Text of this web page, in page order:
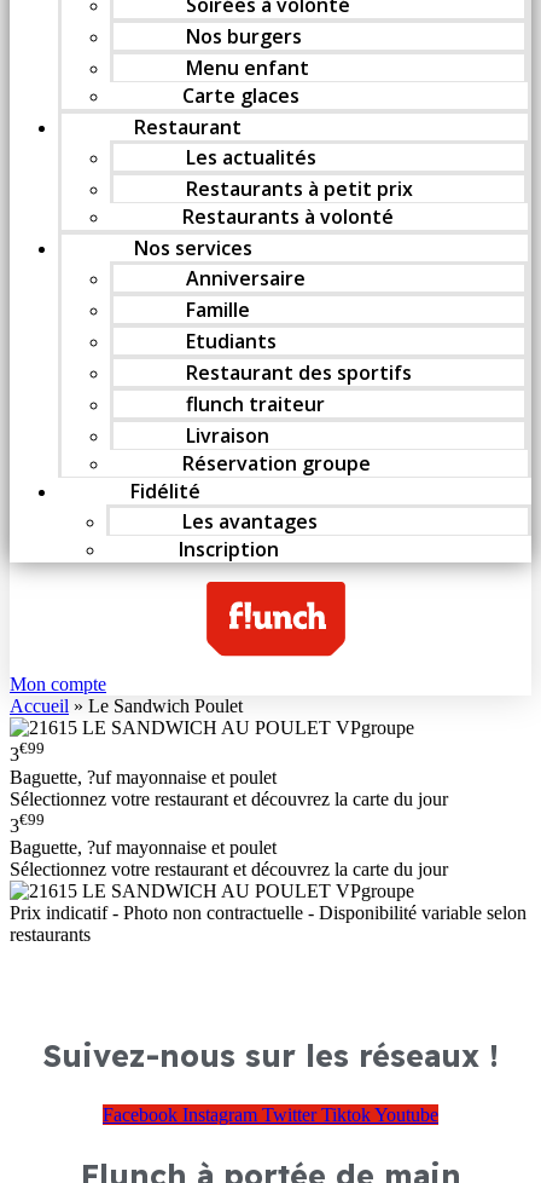
Nos burgers
Menu enfant
Carte glaces
Restaurant
Les actualités
Restaurants à petit prix
Restaurants à volonté
Nos services
Anniversaire
Famille
Etudiants
Restaurant des sportifs
flunch traiteur
Livraison
Réservation groupe
Fidélité
Les avantages
Inscription
Mon compte
Accueil » Le Sandwich Poulet
3€99
Baguette, ?uf mayonnaise et poulet
Sélectionnez votre restaurant et découvrez la carte du jour
3€99
Baguette, ?uf mayonnaise et poulet
Sélectionnez votre restaurant et découvrez la carte du jour
Prix indicatif - Photo non contractuelle - Disponibilité variable selon
restaurants
Suivez-nous sur les réseaux !
Facebook Instagram Twitter TiktokYoutube
Flunch à portée de main